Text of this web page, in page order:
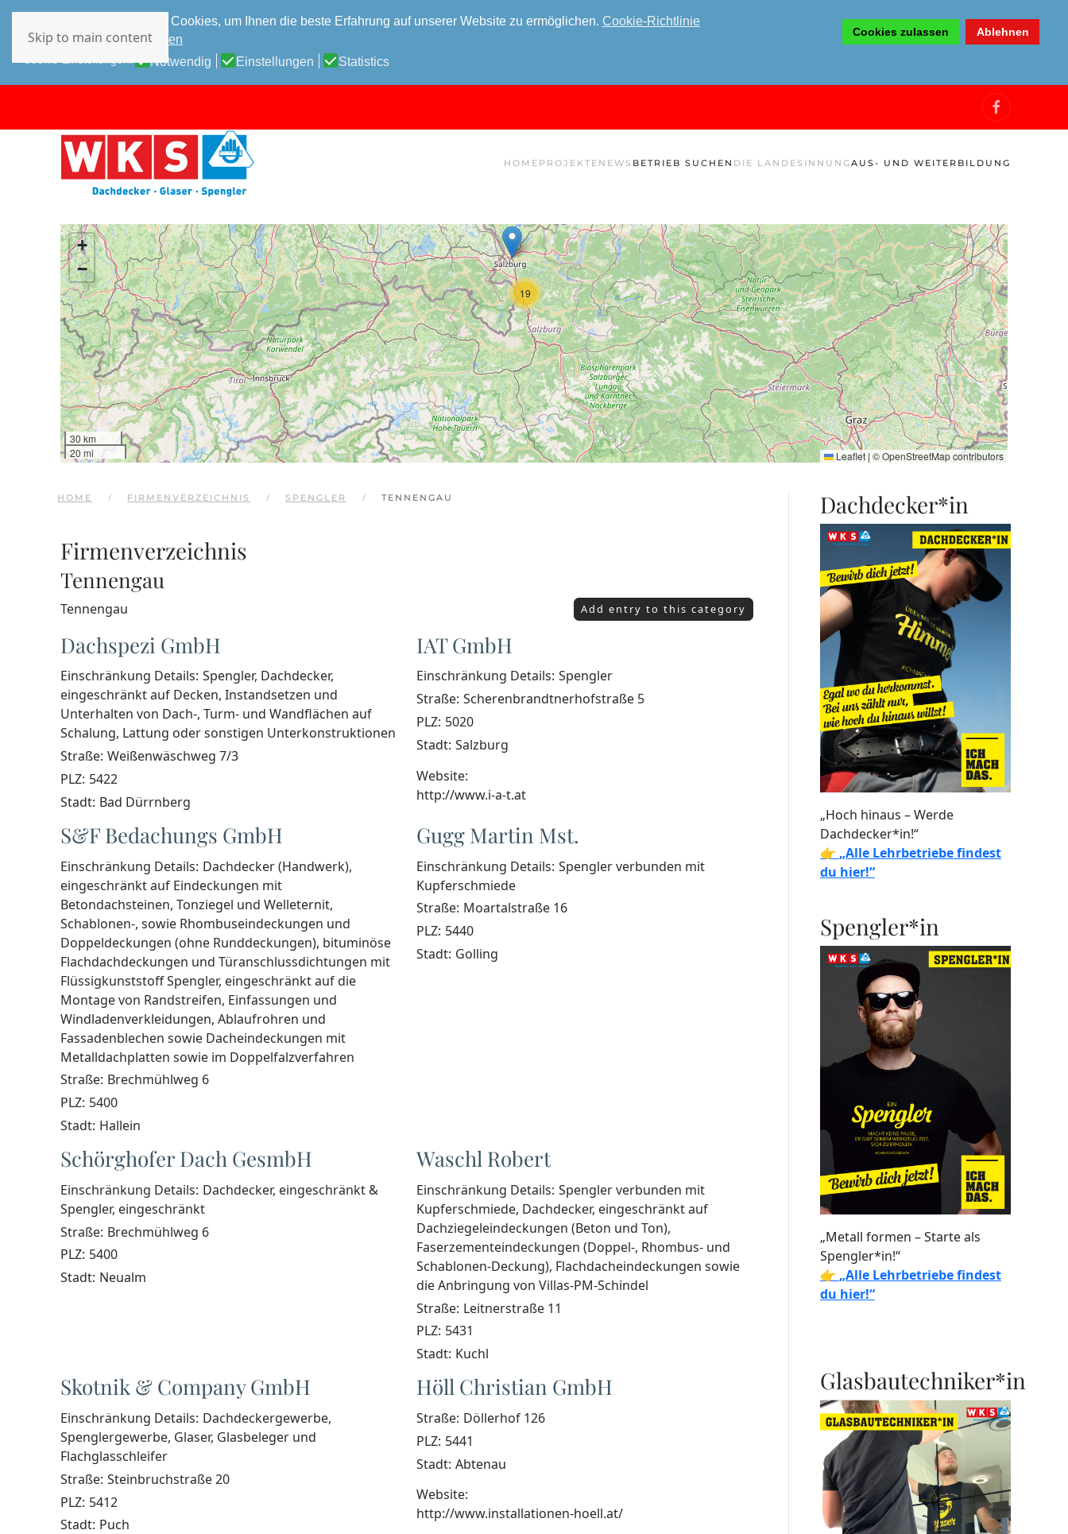
Diese Website verwendet Cookies, um Ihnen die beste Erfahrung auf unserer Website zu ermöglichen. Cookie-Richtlinie
Datenschutz-Bestimmungen
Cookies zulassen Ablehnen
Notwendig Einstellungen Statistics
Skip to main content
HOME PROJEKTE NEWS BETRIEB SUCHEN DIE LANDESINNUNGAUS- UND WEITERBILDUNG
19
+
−
30 km
20 mi
Leaflet | ©OpenStreetMapcontributors
HOME FIRMENVERZEICHNIS SPENGLER TENNENGAU
Firmenverzeichnis
Tennengau
Add entry to this category
Tennengau
Dachspezi GmbH
Einschränkung Details: Spengler, Dachdecker,
eingeschränkt auf Decken, Instandsetzen und
Unterhalten von Dach-, Turm- und Wandflächen auf
Schalung, Lattung oder sonstigen Unterkonstruktionen
Straße: Weißenwäschweg 7/3
PLZ: 5422
Stadt: Bad Dürrnberg
IAT GmbH
Einschränkung Details: Spengler
Straße: Scherenbrandtnerhofstraße 5
PLZ: 5020
Stadt: Salzburg
Website:
http://www.i-a-t.at
S&F Bedachungs GmbH
Einschränkung Details: Dachdecker (Handwerk),
eingeschränkt auf Eindeckungen mit
Betondachsteinen, Tonziegel und Welleternit,
Schablonen-, sowie Rhombuseindeckungen und
Doppeldeckungen (ohne Runddeckungen), bituminöse
Flachdachdeckungen und Türanschlussdichtungen mit
Flüssigkunststoff Spengler, eingeschränkt auf die
Montage von Randstreifen, Einfassungen und
Windladenverkleidungen, Ablaufrohren und
Fassadenblechen sowie Dacheindeckungen mit
Metalldachplatten sowie im Doppelfalzverfahren
Straße: Brechmühlweg 6
PLZ: 5400
Stadt: Hallein
Gugg Martin Mst.
Einschränkung Details: Spengler verbunden mit
Kupferschmiede
Straße: Moartalstraße 16
PLZ: 5440
Stadt: Golling
Schörghofer Dach GesmbH
Einschränkung Details: Dachdecker, eingeschränkt &
Spengler, eingeschränkt
Straße: Brechmühlweg 6
PLZ: 5400
Stadt: Neualm
Waschl Robert
Einschränkung Details: Spengler verbunden mit
Kupferschmiede, Dachdecker, eingeschränkt auf
Dachziegeleindeckungen (Beton und Ton),
Faserzementeindeckungen (Doppel-, Rhombus- und
Schablonen-Deckung), Flachdacheindeckungen sowie
die Anbringung von Villas-PM-Schindel
Straße: Leitnerstraße 11
PLZ: 5431
Stadt: Kuchl
Skotnik & Company GmbH
Einschränkung Details: Dachdeckergewerbe,
Spenglergewerbe, Glaser, Glasbeleger und
Flachglasschleifer
Straße: Steinbruchstraße 20
PLZ: 5412
Stadt: Puch
Höll Christian GmbH
Straße: Döllerhof 126
PLZ: 5441
Stadt: Abtenau
Website:
http://www.installationen-hoell.at/
Dachdecker*in
„Hoch hinaus – Werde
Dachdecker*in!“
👉 „Alle Lehrbetriebe findest
du hier!“
Spengler*in
„Metall formen – Starte als
Spengler*in!“
👉 „Alle Lehrbetriebe findest
du hier!“
Glasbautechniker*in